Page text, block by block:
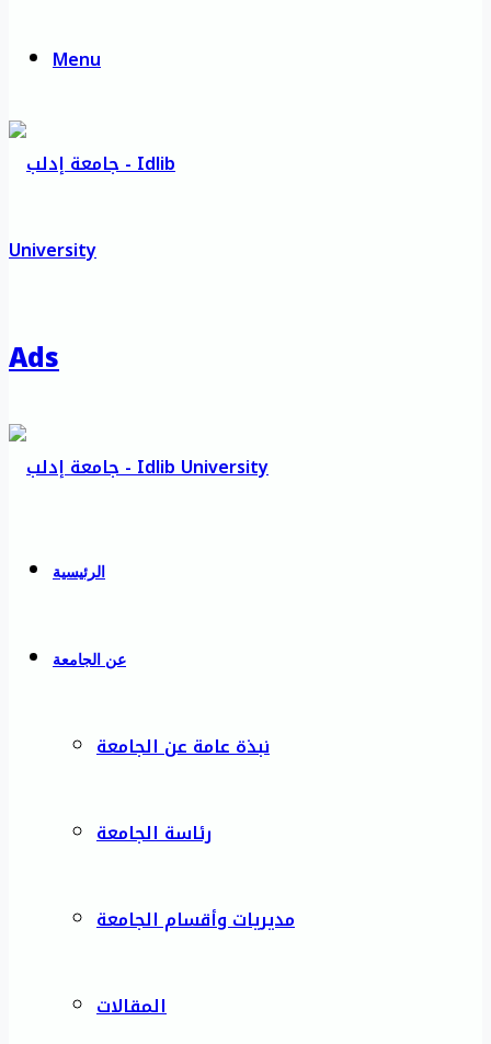
Menu
Ads
الرئيسية
عن الجامعة
نبذة عامة عن الجامعة
رئاسة الجامعة
مديريات وأقسام الجامعة
المقالات